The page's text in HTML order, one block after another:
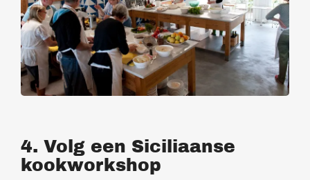
4. Volg een Siciliaanse
kookworkshop